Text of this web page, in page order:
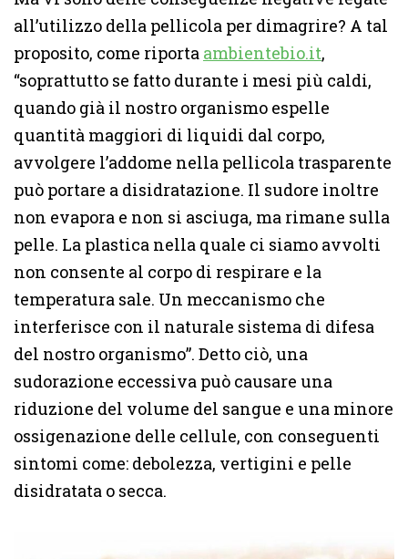
all’utilizzo della pellicola per dimagrire? A tal
proposito, come riporta ambientebio.it,
“soprattutto se fatto durante i mesi più caldi,
quando già il nostro organismo espelle
quantità maggiori di liquidi dal corpo,
avvolgere l’addome nella pellicola trasparente
può portare a disidratazione. Il sudore inoltre
non evapora e non si asciuga, ma rimane sulla
pelle. La plastica nella quale ci siamo avvolti
non consente al corpo di respirare e la
temperatura sale. Un meccanismo che
interferisce con il naturale sistema di difesa
del nostro organismo”. Detto ciò, una
sudorazione eccessiva può causare una
riduzione del volume del sangue e una minore
ossigenazione delle cellule, con conseguenti
sintomi come: debolezza, vertigini e pelle
disidratata o secca.